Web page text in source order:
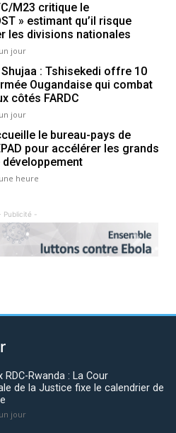
M23 critique le
» estimant qu’il risque
les divisions nationales
jour
: Tshisekedi offre 10
Ougandaise qui combat
côtés FARDC
jour
le bureau-pays de
pour accélérer les grands
heure
Publicité -
Next
RDC-Rwanda : La Cour
de la Justice fixe le calendrier de
jour